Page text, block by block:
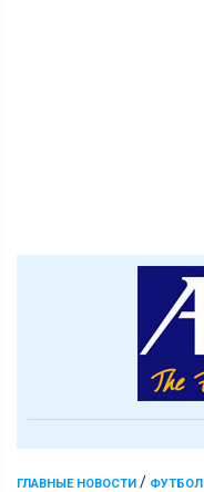
ГЛАВНЫЕ НОВОСТИ / ФУТБОЛ